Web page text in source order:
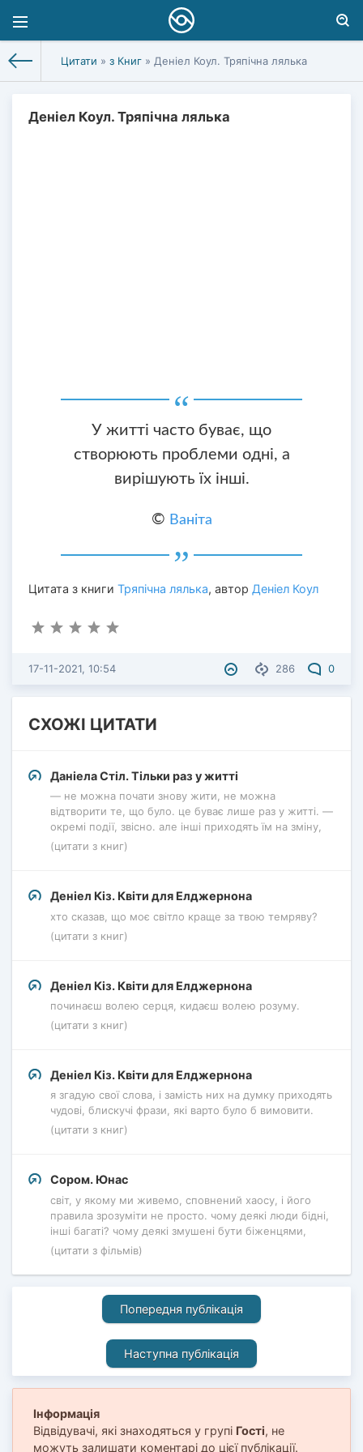
Цитати » з Книг » Деніел Коул. Тряпічна лялька
Деніел Коул. Тряпічна лялька
У житті часто буває, що
створюють проблеми одні, а
вирішують їх інші.
© Ваніта
Цитата з книги Тряпічна лялька, автор Деніел Коул
286 0
17-11-2021, 10:54
СХОЖІ ЦИТАТИ
Даніела Стіл. Тільки раз у житті
— не можна почати знову жити, не можна
відтворити те, що було. це буває лише раз у житті. —
окремі події, звісно. але інші приходять їм на зміну,
(цитати з книг)
Деніел Кіз. Квіти для Елджернона
хто сказав, що моє світло краще за твою темряву?
(цитати з книг)
Деніел Кіз. Квіти для Елджернона
починаєш волею серця, кидаєш волею розуму.
(цитати з книг)
Деніел Кіз. Квіти для Елджернона
я згадую свої слова, і замість них на думку приходять
чудові, блискучі фрази, які варто було б вимовити.
(цитати з книг)
Сором. Юнас
світ, у якому ми живемо, сповнений хаосу, і його
правила зрозуміти не просто. чому деякі люди бідні,
інші багаті? чому деякі змушені бути біженцями,
(цитати з фільмів)
Попередня публікація
Наступна публікація
Інформація
Відвідувачі, які знаходяться у групі Гості, не
можуть залишати коментарі до цієї публікації.